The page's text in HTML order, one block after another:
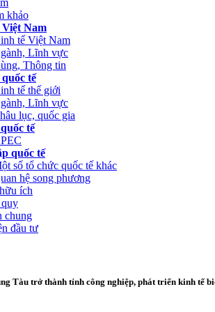
khảo
Nam
tế Việt Nam
Lĩnh vực
Thông tin
tế
tế thế giới
Lĩnh vực
lục, quốc gia
tế
quốc tế
số tổ chức quốc tế khác
hệ song phương
ích
chung
đầu tư
Tàu trở thành tỉnh công nghiệp, phát triển kinh tế